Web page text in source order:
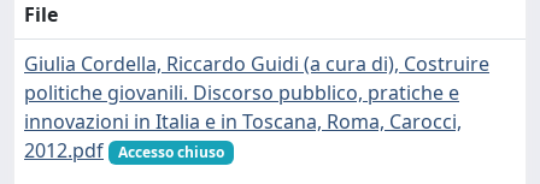
File
Giulia Cordella, Riccardo Guidi (a cura di), Costruire
politiche giovanili. Discorso pubblico, pratiche e
innovazioni in Italia e in Toscana, Roma, Carocci,
2012.pdf
Accesso chiuso